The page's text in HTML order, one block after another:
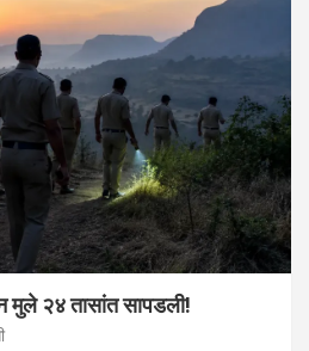
मुले २४ तासांत सापडली!